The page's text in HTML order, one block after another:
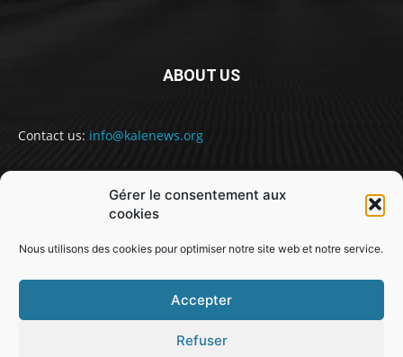
Gérer le consentement aux
cookies
Nous utilisons des cookies pour optimiser notre site web et notre service.
Accepter
Refuser
ABOUT US
Contact us: info@kalenews.org
FOLLOW US
@snabe// sekou.nabe@abakusitsolutions.eu